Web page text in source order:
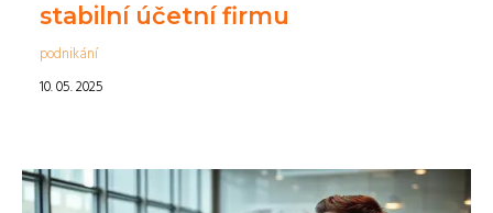
stabilní účetní firmu
podnikání
10. 05. 2025